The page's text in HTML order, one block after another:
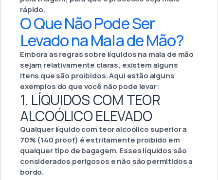
rápido.
O Que Não Pode Ser
Levado na Mala de Mão?
Embora as regras sobre líquidos na mala de mão
sejam relativamente claras, existem alguns
itens que são proibidos. Aqui estão alguns
exemplos do que você não pode levar:
1. LÍQUIDOS COM TEOR
ALCOÓLICO ELEVADO
Qualquer líquido com teor alcoólico superior a
70% (140 proof) é estritamente proibido em
qualquer tipo de bagagem. Esses líquidos são
considerados perigosos e não são permitidos a
bordo.